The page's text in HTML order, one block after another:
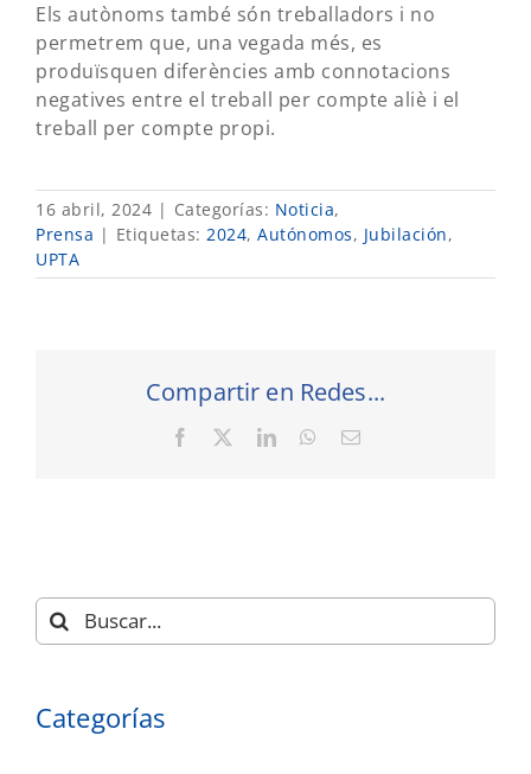
Els autònoms també són treballadors i no
permetrem que, una vegada més, es
produïsquen diferències amb connotacions
negatives entre el treball per compte aliè i el
treball per compte propi.
16 abril, 2024 | Categorías: Noticia,
Prensa | Etiquetas: 2024, Autónomos, Jubilación,
UPTA
Compartir en Redes...
Facebook LinkedInWhatsApp
Correo
Buscar:
Categorías